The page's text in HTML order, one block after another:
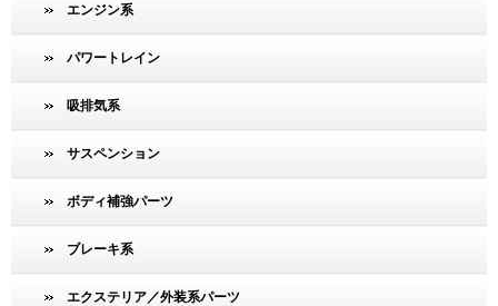
エンジン系
パワートレイン
吸排気系
サスペンション
ボディ補強パーツ
ブレーキ系
エクステリア／外装系パーツ